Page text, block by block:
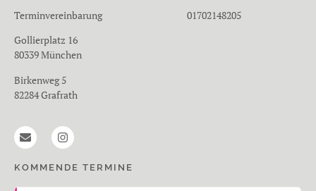
Terminvereinbarung 01702148205
Gollierplatz 16
80339 München
Birkenweg 5
82284 Grafrath
KOMMENDE TERMINE